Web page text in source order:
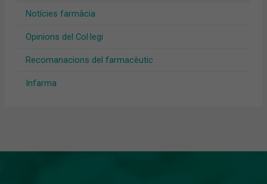
Notícies farmàcia
Opinions del Col·legi
Recomanacions del farmacèutic
Infarma